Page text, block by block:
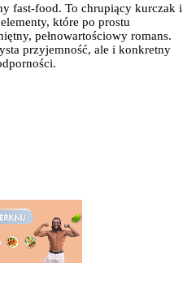
fast-food. To chrupiący kurczak i
które po prostu
pełnowartościowy romans.
przyjemność, ale i konkretny